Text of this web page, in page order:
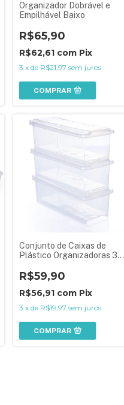
Organizador Dobrável e
Empilhável Baixo
R$65,90
R$62,61 com Pix
3 x de R$21,97 sem juros
COMPRAR
Conjunto de Caixas de
Plástico Organizadoras 3,8
Peças
R$59,90
R$56,91 com Pix
3 x de R$19,97 sem juros
COMPRAR